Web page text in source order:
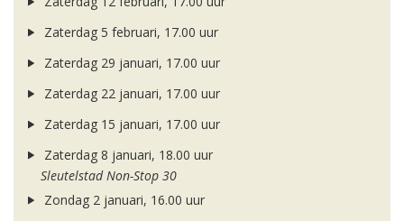
Zaterdag 5 februari, 17.00 uur
Zaterdag 29 januari, 17.00 uur
Zaterdag 22 januari, 17.00 uur
Zaterdag 15 januari, 17.00 uur
Zaterdag 8 januari, 18.00 uur
Sleutelstad Non-Stop 30
Zondag 2 januari, 16.00 uur